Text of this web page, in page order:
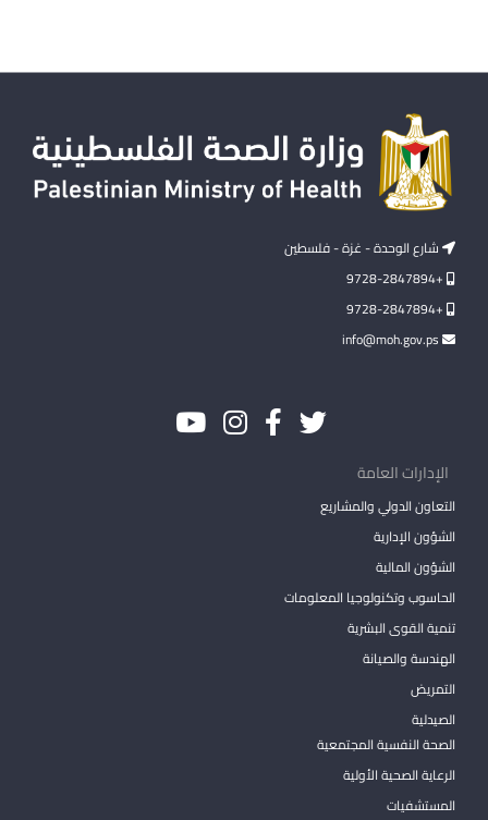
شارع الوحدة - غزة - فلسطين
+9728-2847894
+9728-2847894
الإدارات العامة
التعاون الدولي والمشاريع
الشؤون الإدارية
الشؤون المالية
الحاسوب وتكنولوجيا المعلومات
تنمية القوى البشرية
الهندسة والصيانة
التمريض
الصيدلية
الصحة النفسية المجتمعية
الرعاية الصحية الأولية
المستشفيات